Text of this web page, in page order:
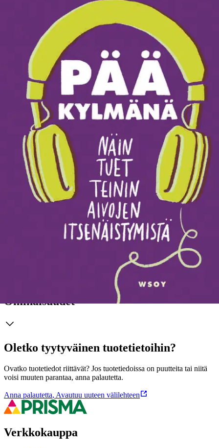
Ei saatavilla
Tuotekuvaus
Miten tulla toimeen teinisi kanssa? Miksi teinit ovat niin
raivostuttavia, upeita, typeriä, inspiroivia, äänekkäitä, juroja, luovia,
hullunrohkeita, herkkiä, kovakuorisia, itsekkäitä, lojaaleja,
impulsiivisia ja ihania? Pää kylmänä vastaa. Pää kylmänä kokoaa
kasvattajan kannalta olennaisen tiedon aivojen kehityksestä
kouluiästä aikuisuuteen.
Neurobiologisen kehyksen hahmottaminen
on vanhemmille sekä valaisevaa että huojentavaa: teini ei kuohahtele
ilkeyttään, hänen aivonsa vain toimivat toisin kuin aikuisen tai
lapsen. Helppotajuinen mutta vahvasti tutkimustietoon ankkuroituva
kirja kertoo, millainen kasvatus tukee lapsen itsesäätelyn kypsymistä
ja motivoi oppimiseen, miten nuoren itsenäistymistä voi fiksuimmin
auttaa ja milloin keskeneräisille aivoille on syytä antaa kasvurauha.
Kirsi Heikkinen on kahden nuoren äiti ja tiedetoimittaja, jonka
erityisala on aivotutkimus. Tiina Huttu on kahden pienen
koululaisen äiti, aivojen kehitystä tutkinut neurotieteen lisensiaatti ja
tiedetoimittaja. He ovat aiemmin kirjoittaneet kehutun pienten lasten
aivojen kehitykseen keskittyvän kirjan Pää edellä (2017).
Ominaisuudet
Oletko tyytyväinen tuotetietoihin?
Ovatko tuotetiedot riittävät? Jos tuotetiedoissa on puutteita tai niitä
voisi muuten parantaa, anna palautetta.
Anna palautetta, Avautuu uuteen välilehteen
Verkkokauppa